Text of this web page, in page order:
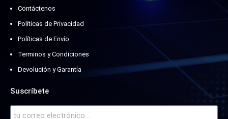
Contáctenos
Políticas de Privacidad
Políticas de Envío
Terminos y Condiciones
Devolución y Garantía
Suscríbete